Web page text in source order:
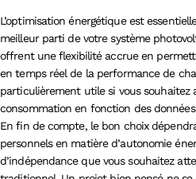
L’optimisation énergétique est
meilleur parti de votre système
offrent une flexibilité accrue en
en temps réel de la performance de
particulièrement utile si vous souhaitez
consommation en fonction des
En fin de compte, le bon choix
personnels en matière d’autonomie
d’indépendance que vous souhaitez